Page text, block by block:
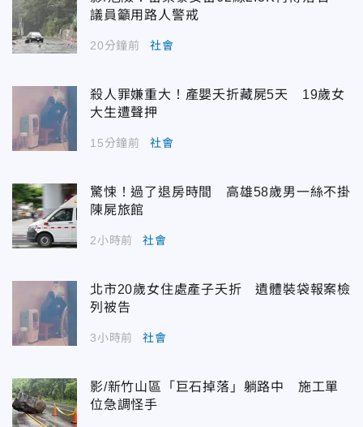
議員籲用路人警戒
20分鐘前 社會
殺人罪嫌重大！產嬰夭折藏屍5天 19歲女
大生遭聲押
15分鐘前 社會
驚悚！過了退房時間 高雄58歲男一絲不掛
陳屍旅館
2小時前 社會
北市20歲女住處產子夭折 遺體裝袋報案檢
列被告
3小時前 社會
影/新竹山區「巨石掉落」躺路中 施工單
位急調怪手